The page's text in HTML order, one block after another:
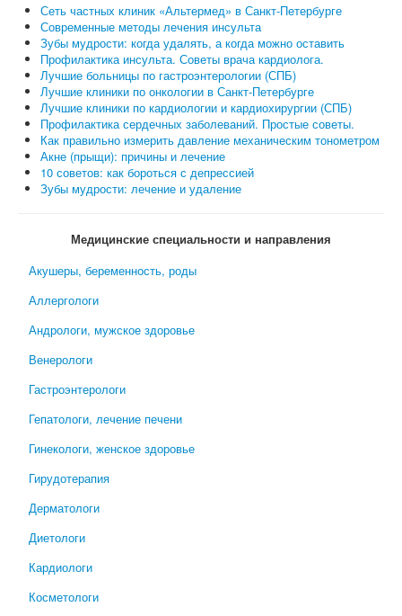
Сеть частных клиник «Альтермед» в Санкт-Петербурге
Современные методы лечения инсульта
Зубы мудрости: когда удалять, а когда можно оставить
Профилактика инсульта. Советы врача кардиолога.
Лучшие больницы по гастроэнтерологии (СПБ)
Лучшие клиники по онкологии в Санкт-Петербурге
Лучшие клиники по кардиологии и кардиохирургии (СПБ)
Профилактика сердечных заболеваний. Простые советы.
Как правильно измерить давление механическим тонометром
Акне (прыщи): причины и лечение
10 советов: как бороться с депрессией
Зубы мудрости: лечение и удаление
Медицинские специальности и направления
Акушеры, беременность, роды
Аллергологи
Андрологи, мужское здоровье
Венерологи
Гастроэнтерологи
Гепатологи, лечение печени
Гинекологи, женское здоровье
Гирудотерапия
Дерматологи
Диетологи
Кардиологи
Косметологи